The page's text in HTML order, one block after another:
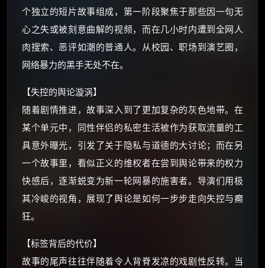
个独立的短片故事组成，第一阶段聚焦于那些因一句无
心之失或被刻意曲解的视频，而在几小时内遭到全网人
肉搜索、恶评如潮的普通人。从校园、职场到演艺圈，
网络暴力的黑手无处不在。
【失控的舆论漩涡】
随着剧情推进，故事深入到了更加复杂的灰色地带。在
某个单元中，同性伴侣的私密生活被作为获取流量的工
具意外曝光，引发了关于隐私与道德的大讨论；而在另
一个故事里，看似正义的维权者在尝到舆论带来的权力
快感后，逐渐蜕变为新一轮网暴的施害者。导演们用极
其冷峻的视角，展现了舆论是如何一步步走向失控与癫
狂。
【标签背后的代价】
故事的尾声往往伴随着令人背脊发凉的戏剧性反转。当
朋友们辛苦了 💦
如夸克12个月送14天 最低75元！
价格有浮动，请直接搜索查最低价！
优惠券、活动红包，每日可领。
⚡ 前往【大淘客】领红包
☕ 海外大侠？通过 Ko-fi 赐茶